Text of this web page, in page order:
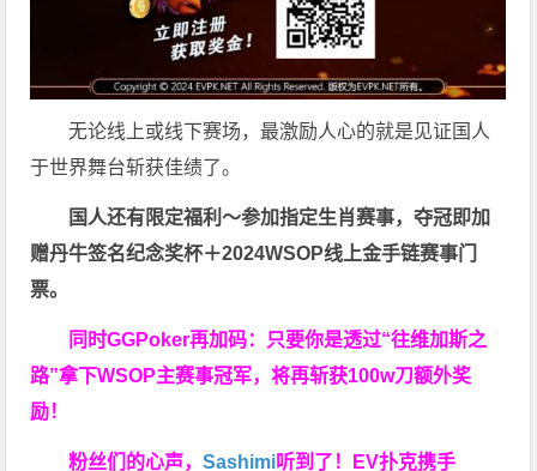
无论线上或线下赛场，最激励人心的就是见证国人
于世界舞台斩获佳绩了。
国人还有限定福利～参加指定生肖赛事，夺冠即加
赠丹牛签名纪念奖杯＋2024WSOP线上金手链赛事门
票。
同时GGPoker再加码：只要你是透过“往维加斯之
路”拿下WSOP主赛事冠军，将再斩获100w刀额外奖
励！
粉丝们的心声，Sashimi听到了！EV扑克携手